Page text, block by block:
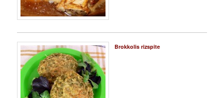
Brokkolis rizspite